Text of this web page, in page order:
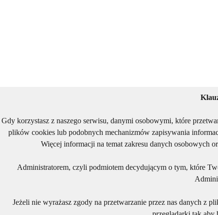
Gdy korzystasz z naszego serwisu, danymi osobowymi, które
plików cookies lub podobnych mechanizmów zapisywania
Więcej informacji na temat zakresu danych osobowych
Administratorem, czyli podmiotem decydującym o tym, które
Jeżeli nie wyrażasz zgody na przetwarzanie przez nas danych z